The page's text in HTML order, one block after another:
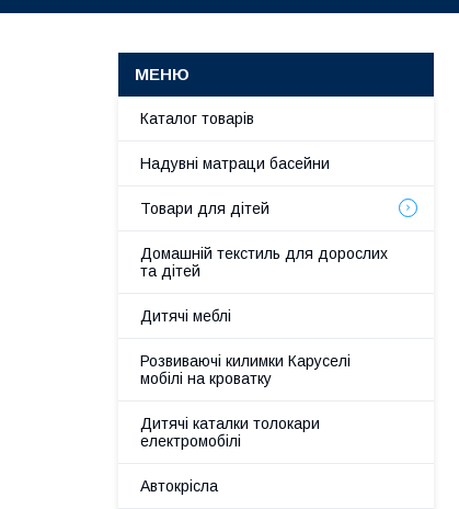
Каталог товарів
Надувні матраци басейни
Товари для дітей
Домашній текстиль для дорослих
та дітей
Дитячі меблі
Розвиваючі килимки Каруселі
мобілі на кроватку
Дитячі каталки толокари
електромобілі
Автокрісла